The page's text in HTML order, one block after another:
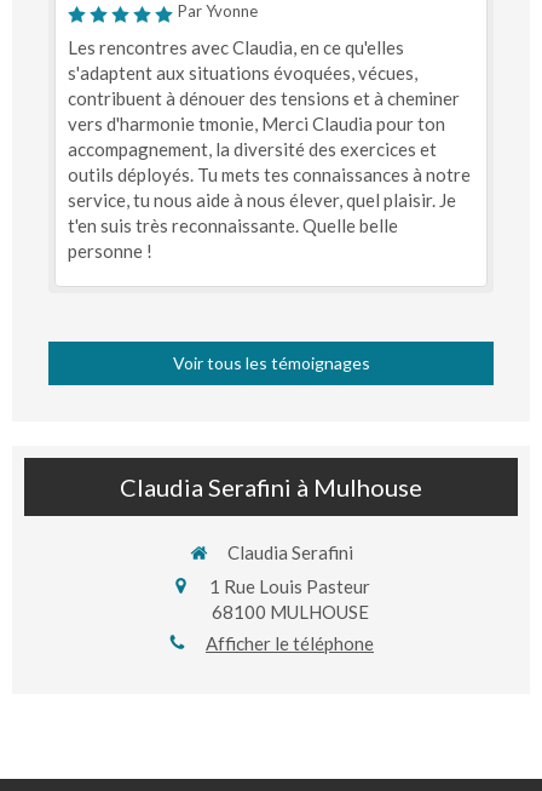
Par Yvonne
Les rencontres avec Claudia, en ce qu'elles
s'adaptent aux situations évoquées, vécues,
contribuent à dénouer des tensions et à cheminer
vers d'harmonie tmonie, Merci Claudia pour ton
accompagnement, la diversité des exercices et
outils déployés. Tu mets tes connaissances à notre
service, tu nous aide à nous élever, quel plaisir. Je
t'en suis très reconnaissante. Quelle belle
personne !
Voir tous les témoignages
Claudia Serafini à Mulhouse
Claudia Serafini
1 Rue Louis Pasteur
68100 MULHOUSE
Afficher le téléphone